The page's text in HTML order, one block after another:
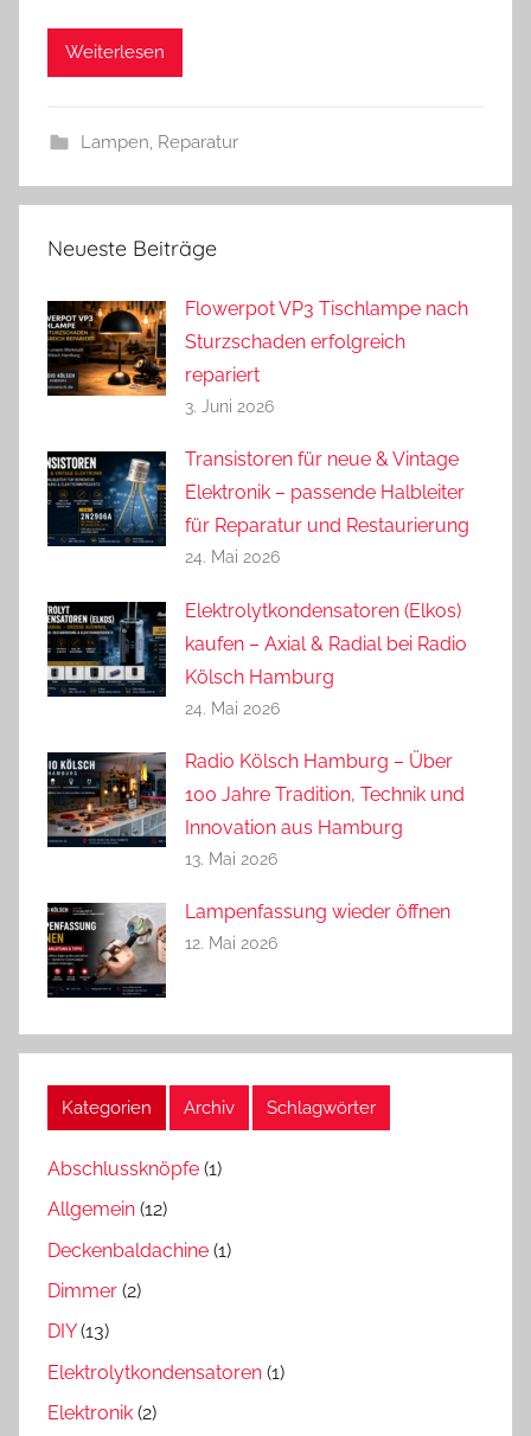
Weiterlesen
Lampen, Reparatur
Neueste Beiträge
Flowerpot VP3 Tischlampe nach
Sturzschaden erfolgreich
repariert
3. Juni 2026
Transistoren für neue & Vintage
Elektronik – passende Halbleiter
für Reparatur und Restaurierung
24. Mai 2026
Elektrolytkondensatoren (Elkos)
kaufen – Axial & Radial bei Radio
Kölsch Hamburg
24. Mai 2026
Radio Kölsch Hamburg – Über
100 Jahre Tradition, Technik und
Innovation aus Hamburg
13. Mai 2026
Lampenfassung wieder öffnen
12. Mai 2026
Kategorien Archiv Schlagwörter
Abschlussknöpfe (1)
Allgemein (12)
Deckenbaldachine (1)
Dimmer (2)
DIY(13)
Elektrolytkondensatoren (1)
Elektronik (2)